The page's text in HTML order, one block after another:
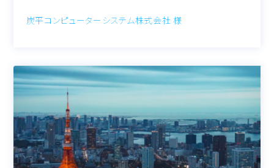
炭平コンピューターシステム株式会社 様